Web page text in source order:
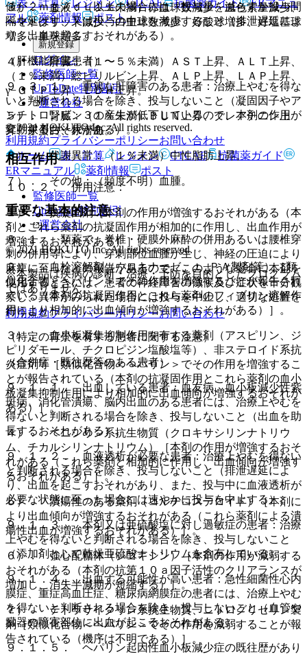
値が２ｍｇ／ｄＬ以上の場合には、投与量を減らすか投与間
隔を延ばす、又は投与の中止を考慮すること（排泄遅延によ
り、出血を起こすおそれがある）。
（肝機能障害患者）
９．３．１． 重篤な肝障害のある患者：治療上やむを得な
いと判断される場合を除き、投与しないこと（凝固因子やア
ンチトロンビン３の産生が低下しているので、本剤の作用が
変動するおそれがある）。
相互作用
１０．２． 併用注意：
１）． 抗凝固剤［本剤の作用が増強するおそれがある（本
剤とこれら薬剤の抗凝固作用が相加的に作用し、出血作用が
増強するおそれがある）］。
２）． 血栓溶解剤（ウロキナーゼ、ｔ−ＰＡ製剤等）［類
似化合物＜ヘパリン＞でその作用を増強することが報告され
ている（本剤の抗凝固作用とこれら薬剤のフィブリン溶解作
用により相加的に出血傾向が増強するおそれがある）］。
３）． 血小板凝集抑制作用を有する薬剤（アスピリン、ジ
ピリダモール、チクロピジン塩酸塩等）、非ステロイド系抗
炎症剤等［類似化合物＜ヘパリン＞でその作用を増強するこ
とが報告されている（本剤の抗凝固作用とこれら薬剤の血小
板凝集抑制作用により相加的に出血傾向が増強するおそれが
ある）］。
４）． ペニシリン系抗生物質（クロキサシリンナトリウ
ム、チカルシリンナトリウム）［本剤の作用が増強するおそ
れがある（これら薬剤と相加的に作用し、出血傾向が増強す
るおそれがある）］。
５）． 潰瘍性のある薬剤（コルチコステロイド）［本剤に
より出血傾向が増強するおそれがある（これら薬剤による潰
瘍性出血が増強するおそれがある）］。
６）． 強心配糖体（ジゴキシン）［本剤の作用が減弱する
おそれがある（本剤の抗第１０ａ因子活性のクリアランスが
増加し、消失半減期が短縮する）］。
７）． テトラサイクリン系抗生物質、ニトログリセリン製
剤［類似化合物＜ヘパリン＞でその作用を減弱することが報
告されている（機序は不明である）］。
３）． 血液：（１％未満）赤血球数減少、血色素量減少、
ヘマトクリット減少、白血球数減少、好酸球増多、好塩基球
増多、単球増多。
４）． 肝臓：（１〜５％未満）ＡＳＴ上昇、ＡＬＴ上昇、
（１％未満）総ビリルビン上昇、ＡＬＰ上昇、ＬＡＰ上昇、
γ−ＧＴＰ上昇、ＬＤＨ上昇。
５）． 腎臓：（１％未満）ＢＵＮ上昇、クレアチニン上
昇、尿蛋白、尿潜血。
６）． 代謝異常：（１％未満）中性脂肪上昇。
７）． その他：（頻度不明）血腫。
重要な基本的注意
８．１． 類薬で、脊椎・硬膜外麻酔の併用あるいは腰椎穿
刺の併用等により、穿刺部位血腫が生じ、神経の圧迫により
麻痺に至ったとの報告があるので、このような場合に本剤を
使用するときには、患者の神経障害の徴候及び症状を十分観
察し、異常がみられた場合には投与を中止し、適切な処置を
行うこと。
（特定の背景を有する患者に関する注意）
（合併症・既往歴等のある患者）
９．１．１． 出血している患者：血友病、血小板減少性紫
斑病、消化管潰瘍、脳内出血のある患者には、治療上やむを
得ないと判断される場合を除き、投与しないこと（出血を助
長するおそれがある）。
９．１．２． 血液透析が必要な患者：治療上やむを得ない
と判断される場合を除き、投与しないこと（排泄遅延によ
り、出血を起こすおそれがあり、また、投与中に血液透析が
必要な状態に至った場合には速やかに投与を中止する）。
９．１．３． 本剤又は亜硫酸塩に対し過敏症の患者：治療
上やむを得ないと判断される場合を除き、投与しないこと
（添加剤として乾燥亜硫酸ナトリウムを含有している）。
９．１．４． 出血する可能性が高い患者：急性細菌性心内
膜症、重症高血圧症、糖尿病網膜症の患者には、治療上やむ
を得ないと判断される場合を除き、投与しないこと（血管や
臓器の障害部位に出血が起こるおそれがある）。
９．１．５． ヘパリン起因性血小板減少症の既往歴があり
アル
薬剤情報 ポスト
新規登録
ログイン
監修医師一覧
UpToDate特別割引
運営会社
© 2021 HOKUTO Inc. All rights reserved.
利用規約プライバシーポリシーお問い合わせ
ホーム
表・計算 レジメン CTCAE
抗菌薬ガイド
ERマニュアル
薬剤情報 ポスト
監修医師一覧
UpToDate特別割引
運営会社
© 2021 HOKUTO Inc. All rights reserved.
※本製品は疾病の診断・治療・予防を目的としたプログラム
ではありません。
利用規約プライバシーポリシーお問い合わせ